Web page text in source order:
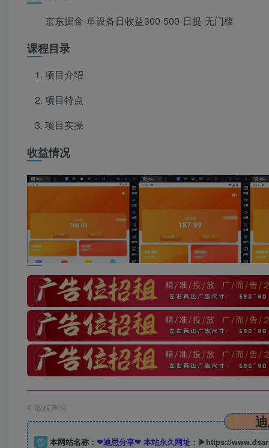
京东掘金-单设备日收益300-500-日提-无门槛
课程目录
项目介绍
项目特点
项目实操
收益情况
© 版权声明
① 本网站名称： ❤迪思分享❤ 本站永久网址： ▶https://